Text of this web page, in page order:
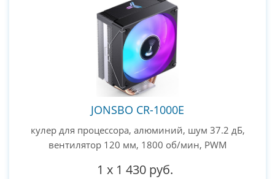
JONSBO CR-1000E
кулер для процессора, алюминий, шум 37.2 дБ,
вентилятор 120 мм, 1800 об/мин, PWM
1 x 1 430 руб.